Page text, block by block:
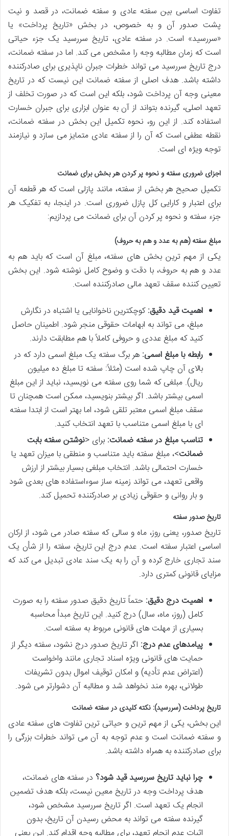
تفاوت اساسی بین سفته عادی و سفته ضمانت، در قصد و نیت
پشت صدور آن و به خصوص، در بخش «تاریخ پرداخت» یا
«سررسید» است. در سفته عادی، تاریخ سررسید یک جزء حیاتی
است که زمان مطالبه وجه را مشخص می کند. اما در سفته ضمانت،
درج تاریخ سررسید می تواند خطرات جبران ناپذیری برای صادرکننده
داشته باشد. هدف اصلی از سفته ضمانت این نیست که در تاریخ
معینی وجه آن پرداخت شود، بلکه این است که در صورت تخلف از
تعهد اصلی، گیرنده بتواند از آن به عنوان ابزاری برای جبران خسارت
استفاده کند. از این رو، نحوه تکمیل این بخش در سفته ضمانت،
نقطه عطفی است که آن را از سفته عادی متمایز می سازد و نیازمند
توجه ویژه ای است.
اجزای ضروری سفته و نحوه پر کردن هر بخش برای ضمانت
تکمیل صحیح هر بخش از سفته، مانند پازلی است که هر قطعه آن
برای اعتبار و کارایی کل پازل ضروری است. در اینجا، به تفکیک هر
جزء سفته و نحوه پر کردن آن برای ضمانت می پردازیم:
مبلغ سفته (هم به عدد و هم به حروف)
یکی از مهم ترین بخش های سفته، مبلغ آن است که باید هم به
عدد و هم به حروف، با دقت و وضوح کامل نوشته شود. این بخش
تعیین کننده سقف تعهد مالی صادرکننده است.
اهمیت قید دقیق:کوچکترین ناخوانایی یا اشتباه در نگارش
مبلغ، می تواند به ابهامات حقوقی منجر شود. اطمینان حاصل
کنید که مبلغ عددی و حروفی کاملاً با هم مطابقت دارند.
رابطه با مبلغ اسمی: هر برگ سفته یک مبلغ اسمی دارد که در
بالای آن چاپ شده است (مثلاً: سفته تا مبلغ ده میلیون
ریال). مبلغی که شما روی سفته می نویسید، نباید از این مبلغ
اسمی بیشتر باشد. اگر بیشتر بنویسید، ممکن است همچنان تا
سقف مبلغ اسمی معتبر تلقی شود، اما بهتر است از ابتدا سفته
ای با مبلغ اسمی متناسب با تعهد انتخاب کنید.
تناسب مبلغ در سفته ضمانت: برای <نوشتن سفته بابت
ضمانت>، مبلغ سفته باید متناسب و منطقی با میزان تعهد یا
خسارت احتمالی باشد. انتخاب مبلغی بسیار بیشتر از ارزش
واقعی تعهد، می تواند زمینه ساز سوءاستفاده های بعدی شود
و بار روانی و حقوقی زیادی بر صادرکننده تحمیل کند.
تاریخ صدور سفته
تاریخ صدور، یعنی روز، ماه و سالی که سفته صادر می شود، از ارکان
اساسی اعتبار سفته است. عدم درج این تاریخ، سفته را از شأن یک
سند تجاری خارج کرده و آن را به یک سند عادی تبدیل می کند که
مزایای قانونی کمتری دارد.
اهمیت درج دقیق: حتماً تاریخ دقیق صدور سفته را به صورت
کامل (روز، ماه، سال) درج کنید. این تاریخ مبدأ محاسبه
بسیاری از مهلت های قانونی مربوط به سفته است.
پیامدهای عدم درج: اگر تاریخ صدور درج نشود، سفته دیگر از
حمایت های قانونی ویژه اسناد تجاری مانند واخواست
(اعتراض عدم تأدیه) و امکان توقیف اموال بدون تشریفات
طولانی، بهره مند نخواهد شد و مطالبه آن دشوارتر می شود.
تاریخ پرداخت (سررسید): نکته کلیدی در سفته ضمانت
این بخش، یکی از مهم ترین و حیاتی ترین تفاوت های سفته عادی
و سفته ضمانت است و عدم توجه به آن می تواند خطرات بزرگی را
برای صادرکننده به همراه داشته باشد.
چرا نباید تاریخ سررسید قید شود؟ در سفته های ضمانت،
هدف پرداخت وجه در تاریخ معین نیست، بلکه هدف تضمین
انجام یک تعهد است. اگر تاریخ سررسید مشخص شود،
گیرنده سفته می تواند به محض رسیدن آن تاریخ، بدون